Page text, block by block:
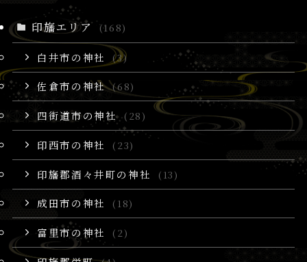
印旛エリア (168)
白井市の神社 (3)
佐倉市の神社 (68)
四街道市の神社 (28)
印西市の神社 (23)
印旛郡酒々井町の神社 (13)
成田市の神社 (18)
富里市の神社 (2)